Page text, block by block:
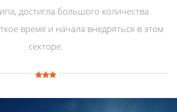
достигла большого количества
время и начала внедряться в этом
секторе.